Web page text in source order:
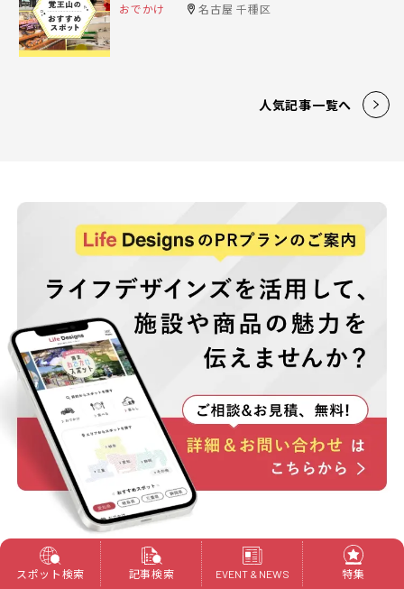
おでかけ 名古屋 千種区
人気記事一覧へ
スポット検索 記事検索 EVENT & NEWS 特集